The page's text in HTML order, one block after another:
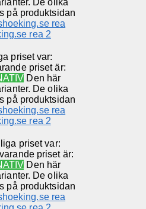
på produktsidan
priset var:
priset är:
Den här
De olika
på produktsidan
priset var:
priset är:
Den här
De olika
på produktsidan